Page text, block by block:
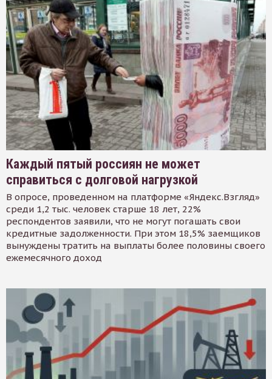
Каждый пятый россиян не может
справиться с долговой нагрузкой
В опросе, проведенном на платформе «Яндекс.Взгляд»
среди 1,2 тыс. человек старше 18 лет, 22%
респондентов заявили, что не могут погашать свои
кредитные задолженности. При этом 18,5% заемщиков
вынуждены тратить на выплаты более половины своего
ежемесячного доход